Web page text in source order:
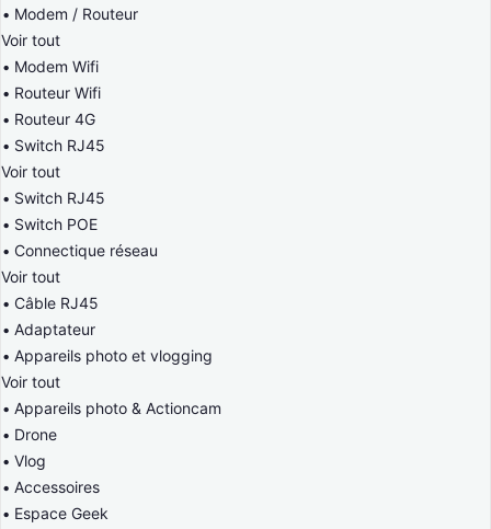
Modem / Routeur
Voir tout
Modem Wifi
Routeur Wifi
Routeur 4G
Switch RJ45
Voir tout
Switch RJ45
Switch POE
Connectique réseau
Voir tout
Câble RJ45
Adaptateur
Appareils photo et vlogging
Voir tout
Appareils photo & Actioncam
Drone
Vlog
Accessoires
Espace Geek